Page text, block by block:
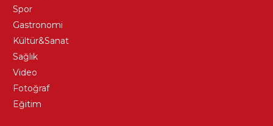
Spor
Gastronomi
Kültür&Sanat
Sağlık
Video
Fotoğraf
Eğitim